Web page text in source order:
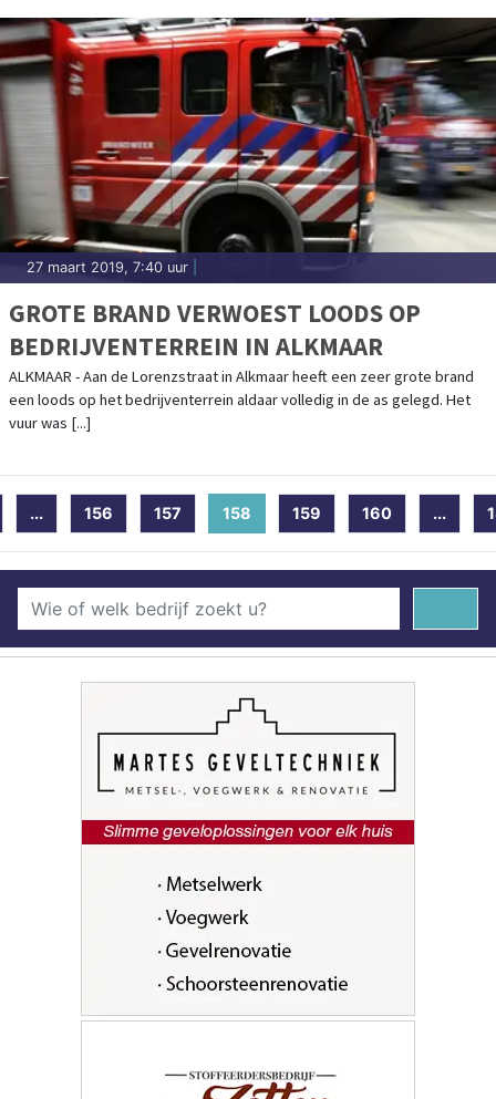
27 maart 2019, 7:40 uur
GROTE BRAND VERWOEST LOODS OP
BEDRIJVENTERREIN IN ALKMAAR
ALKMAAR - Aan de Lorenzstraat in Alkmaar heeft een zeer grote brand
een loods op het bedrijventerrein aldaar volledig in de as gelegd. Het
vuur was [...]
... 156 157 158 (current)
159 160 ...